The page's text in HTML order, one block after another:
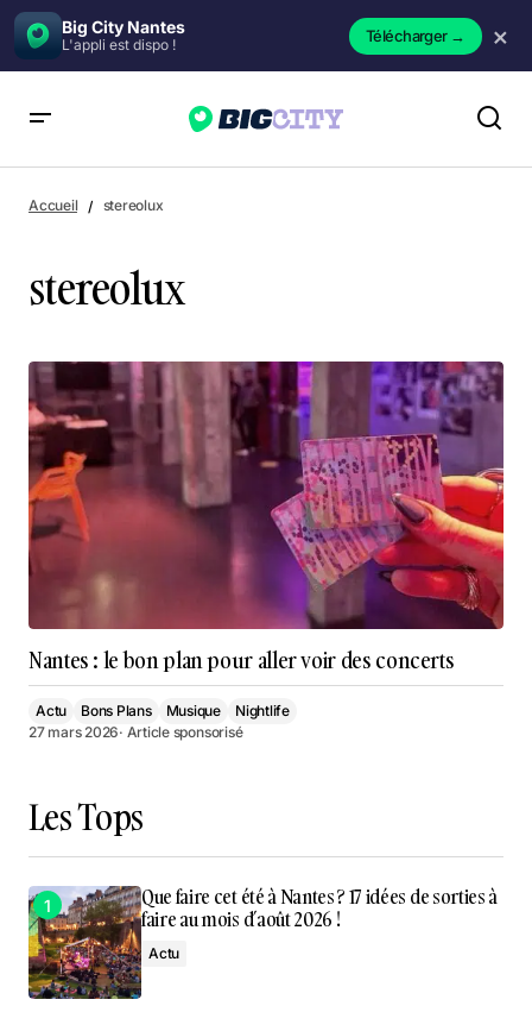
Big City Nantes
L'appli est dispo ! Télécharger→ ×
Accueil stereolux
stereolux
Nantes : le bon plan pour aller voir des concerts
Actu Bons Plans Musique
Nightlife
27 mars 2026· Article sponsorisé
Les Tops
Que faire cet été à Nantes ? 17 idées de sorties à
faire au mois d’août 2026 !
Actu